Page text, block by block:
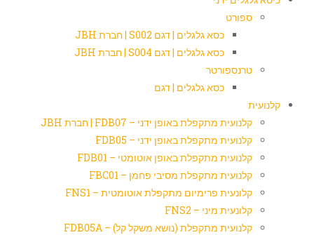
ספורט
כסא גלגלים | דגם S002 | חברת JBH
כסא גלגלים | דגם S004 | חברת JBH
טרנספורטר
כסא גלגלים | דגם
קלנועית
קלנועית מתקפלת באופן ידני – FDB07 | חברת JBH
קלנועית מתקפלת באופן ידני – FDB05
קלנועית מתקפלת באופן אוטומטי – FDB01
קלנועית מתקפלת מסיבי פחמן – FBC01
קלונעית פרימיום מתקפלת אוטומטית – FNS1
קלונעית מיני – FNS2
קלנועית מתקפלת (נושא משקל קל) – FDB05A